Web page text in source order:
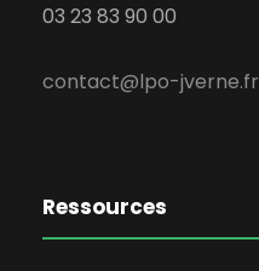
03 23 83 90 00
contact@lpo-jverne.fr
Ressources